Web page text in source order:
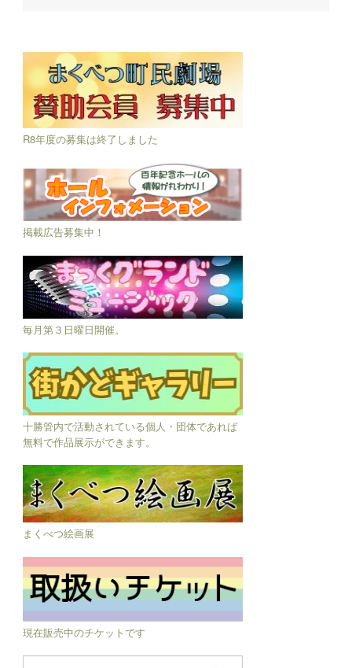
R8年度の募集は終了しました
掲載広告募集中！
毎月第３日曜日開催。
十勝管内で活動されている個人・団体であれば
無料で作品展示ができます。
まくべつ絵画展
現在販売中のチケットです